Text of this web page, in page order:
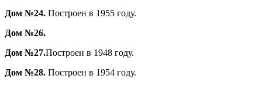
Дом №24. Построен в 1955 году.
Дом №26.
Дом №27.Построен в 1948 году.
Дом №28. Построен в 1954 году.